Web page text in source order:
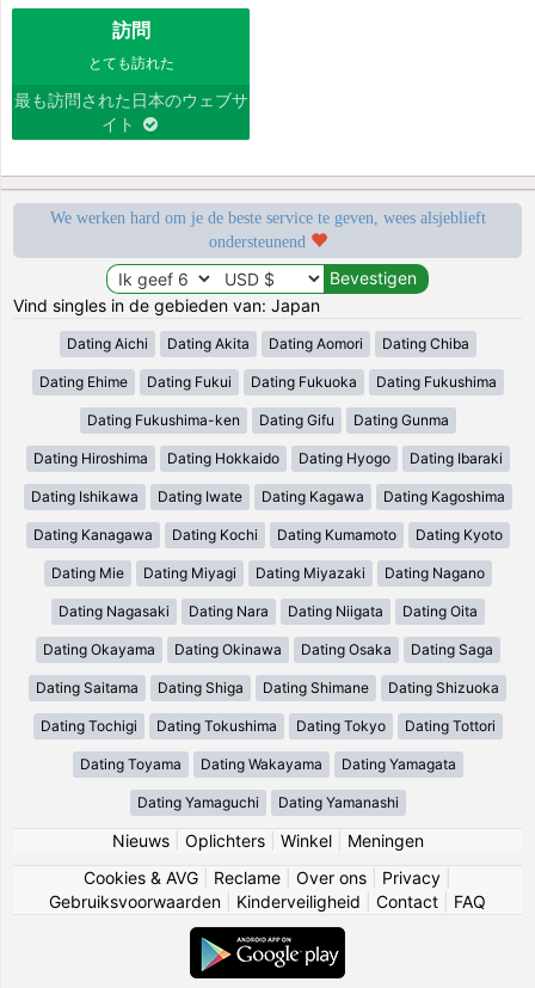
訪問
とても訪れた
最も訪問された日本のウェブサ
イト
We werken hard om je de beste service te geven, wees alsjeblieft
ondersteunend
Vind singles in de gebieden van: Japan
Dating Aichi Dating Akita Dating Aomori Dating Chiba
Dating Ehime Dating Fukui Dating Fukuoka Dating Fukushima
Dating Fukushima-ken Dating Gifu Dating Gunma
Dating Hiroshima Dating Hokkaido Dating Hyogo Dating Ibaraki
Dating Ishikawa Dating Iwate Dating Kagawa Dating Kagoshima
Dating Kanagawa Dating Kochi Dating Kumamoto Dating Kyoto
Dating Mie Dating Miyagi Dating Miyazaki Dating Nagano
Dating Nagasaki Dating Nara Dating Niigata Dating Oita
Dating Okayama Dating Okinawa Dating Osaka Dating Saga
Dating Saitama Dating Shiga Dating Shimane Dating Shizuoka
Dating Tochigi Dating Tokushima Dating Tokyo Dating Tottori
Dating Toyama Dating Wakayama Dating Yamagata
Dating Yamaguchi Dating Yamanashi
Nieuws| Oplichters| Winkel| Meningen
Cookies & AVG
Reclame Over ons Privacy
Gebruiksvoorwaarden
Kinderveiligheid Contact FAQ